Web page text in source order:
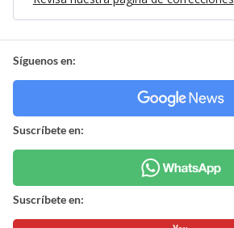
Síguenos en:
Suscríbete en:
Suscríbete en: